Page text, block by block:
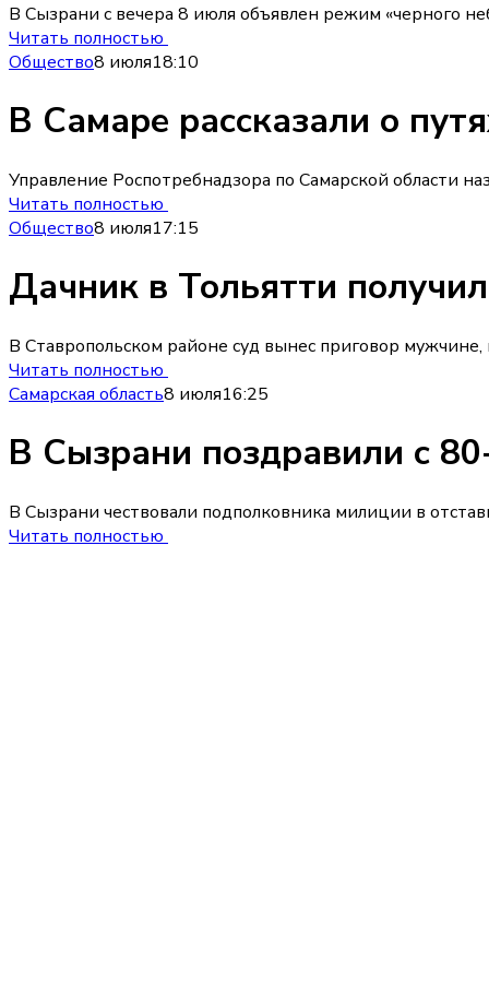
В Сызрани с вечера 8 июля объявлен режим «черного
Читать полностью
Общество8 июля18:10
В Самаре рассказали о
Управление Роспотребнадзора по Самарской области
Читать полностью
Общество8 июля17:15
Дачник в Тольятти
В Ставропольском районе суд вынес приговор
Читать полностью
Самарская область8 июля16:25
В Сызрани поздравили с
В Сызрани чествовали подполковника милиции в
Читать полностью